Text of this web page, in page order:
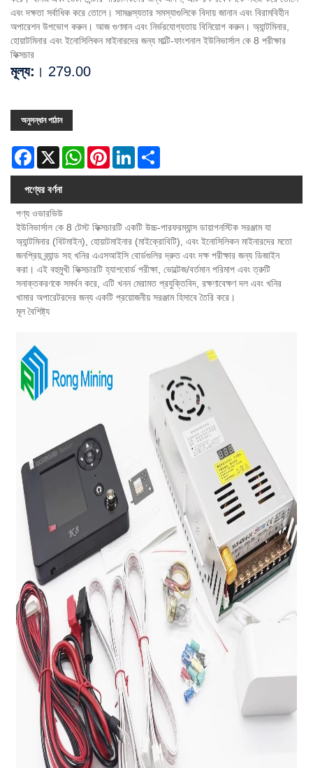
এবং দক্ষতা সর্বাধিক করে তোলে। সামঞ্জস্যতার সমস্যাগুলিকে বিদায় জানান এবং বিরামবিহীন
অপারেশন উপভোগ করুন। আজ গুণমান এবং নির্ভরযোগ্যতায় বিনিয়োগ করুন। অ্যান্টমিনার,
হোয়াটমিনার এবং ইনোসিলিকন মাইনারদের জন্য মাল্টি-ফাংশনাল ইউনিভার্সাল কে 8 পরীক্ষার
ফিক্সচার
মূল্য: । 279.00
অনুসন্ধান পাঠান
Facebook
X WhatsAppPinterestLinkedIn
পণ্যের বর্ণনা
পণ্য ওভারভিউ
ইউনিভার্সাল কে 8 টেস্ট ফিক্সচারটি একটি উচ্চ-পারফরম্যান্স ডায়াগনস্টিক সরঞ্জাম যা
অ্যান্টমিনার (বিটমাইন), হোয়াটমাইনার (মাইক্রোবিটি), এবং ইনোসিলিকন মাইনারদের মতো
জনপ্রিয় ব্র্যান্ড সহ খনির এএসআইসি বোর্ডগুলির দ্রুত এবং দক্ষ পরীক্ষার জন্য ডিজাইন
করা। এই বহুমুখী ফিক্সচারটি হ্যাশবোর্ড পরীক্ষা, ভোল্টেজ/বর্তমান পরিমাপ এবং ত্রুটি
সনাক্তকরণকে সমর্থন করে, এটি খনন মেরামত প্রযুক্তিবিদ, রক্ষণাবেক্ষণ দল এবং খনির
খামার অপারেটরদের জন্য একটি প্রয়োজনীয় সরঞ্জাম হিসাবে তৈরি করে।
মূল বৈশিষ্ট্য